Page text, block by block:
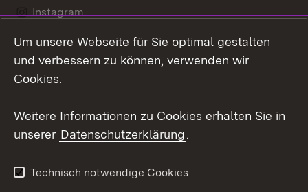
Instagram
Social Wall
Barrierefreiheit
Benutzungshinweise
Um unsere Webseite für Sie optimal gestalten
und verbessern zu können, verwenden wir
Cookies.
Weitere Informationen zu Cookies erhalten Sie in
unserer Datenschutzerklärung.
Technisch notwendige Cookies